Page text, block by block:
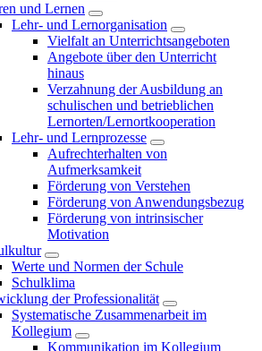
und Lernen
Lehr- und Lernorganisation
Vielfalt an Unterrichtsangeboten
Angebote über den Unterricht
hinaus
Verzahnung der Ausbildung an
schulischen und betrieblichen
Lernorten/Lernortkooperation
Lehr- und Lernprozesse
Aufrechterhalten von
Aufmerksamkeit
Förderung von Verstehen
Förderung von Anwendungsbezug
Förderung von intrinsischer
Motivation
Werte und Normen der Schule
Schulklima
der Professionalität
Systematische Zusammenarbeit im
Kollegium
Kommunikation im Kollegium